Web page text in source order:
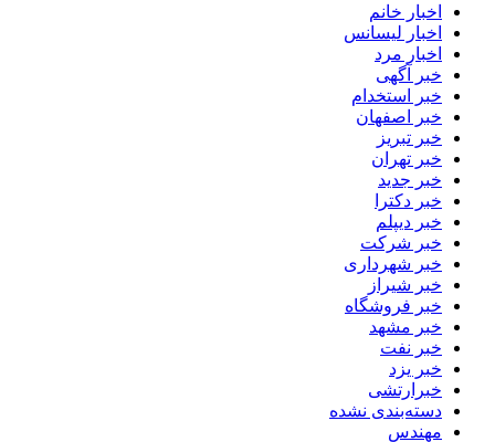
اخبار خانم
اخبار لیسانس
اخبار مرد
خبر آگهی
خبر استخدام
خبر اصفهان
خبر تبریز
خبر تهران
خبر جدید
خبر دکترا
خبر دیپلم
خبر شرکت
خبر شهرداری
خبر شیراز
خبر فروشگاه
خبر مشهد
خبر نفت
خبر یزد
خبرارتشی
دسته‌بندی نشده
مهندس